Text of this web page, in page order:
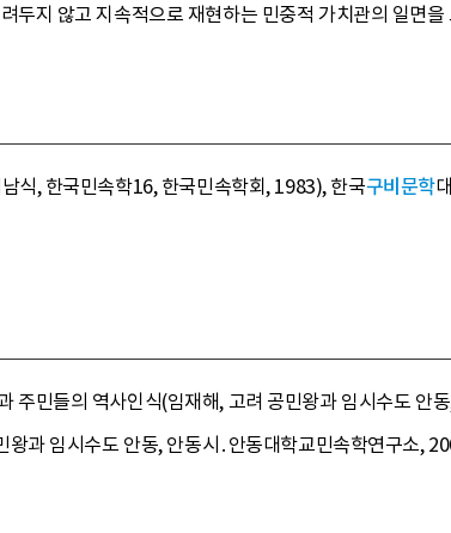
두지 않고 지속적으로 재현하는 민중적 가치관의 일면을
식, 한국민속학16, 한국민속학회, 1983), 한국구비문학
주민들의 역사인식(임재해, 고려 공민왕과 임시수도 안
왕과 임시수도 안동, 안동시․안동대학교민속학연구소,